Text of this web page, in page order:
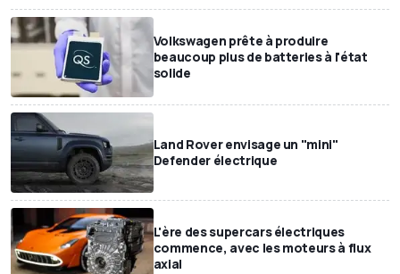
Volkswagen prête à produire
beaucoup plus de batteries à l'état
solide
Land Rover envisage un "mini"
Defender électrique
L'ère des supercars électriques
commence, avec les moteurs à flux
axial